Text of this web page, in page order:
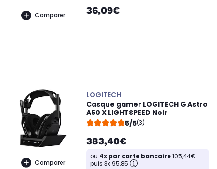
Comparer 36,09€
Comparer
LOGITECH
Casque gamer LOGITECH G Astro
A50 X LIGHTSPEED Noir
5/5(3)
383,40€
ou 4x par carte bancaire105,44€
puis 3x 95,85